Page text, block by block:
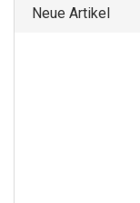
Neue Artikel